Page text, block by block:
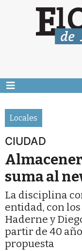
Locales
CIUDAD
suma al
La disciplina
entidad, con
Haderne y
partir de 40
propuesta